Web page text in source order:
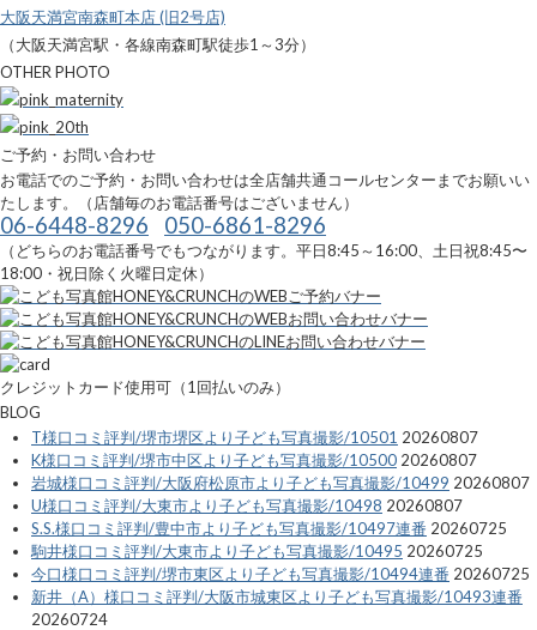
大阪天満宮南森町本店 (旧2号店)
（大阪天満宮駅・各線南森町駅徒歩1～3分）
OTHER PHOTO
ご予約・お問い合わせ
お電話でのご予約・お問い合わせは全店舗共通コールセンターまでお願いい
たします。（店舗毎のお電話番号はございません）
06-6448-8296 050-6861-8296
（どちらのお電話番号でもつながります。平日8:45～16:00、土日祝8:45〜
18:00・祝日除く火曜日定休）
クレジットカード使用可（1回払いのみ）
BLOG
T様口コミ評判/堺市堺区より子ども写真撮影/10501 20260807
K様口コミ評判/堺市中区より子ども写真撮影/10500 20260807
岩城様口コミ評判/大阪府松原市より子ども写真撮影/10499 20260807
U様口コミ評判/大東市より子ども写真撮影/10498 20260807
S.S.様口コミ評判/豊中市より子ども写真撮影/10497連番 20260725
駒井様口コミ評判/大東市より子ども写真撮影/10495 20260725
今口様口コミ評判/堺市東区より子ども写真撮影/10494連番 20260725
新井（A）様口コミ評判/大阪市城東区より子ども写真撮影/10493連番
20260724